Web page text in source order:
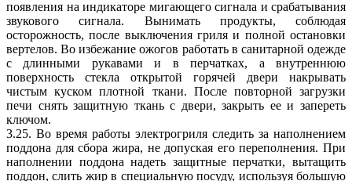
появления на индикаторе мигающего сигнала и срабатывания
звукового сигнала. Вынимать продукты, соблюдая
осторожность, после выключения гриля и полной остановки
вертелов. Во избежание ожогов работать в санитарной одежде
с длинными рукавами и в перчатках, а внутреннюю
поверхность стекла открытой горячей двери накрывать
чистым куском плотной ткани. После повторной загрузки
печи снять защитную ткань с двери, закрыть ее и запереть
ключом.
3.25. Во время работы электрогриля следить за наполнением
поддона для сбора жира, не допуская его переполнения. При
наполнении поддона надеть защитные перчатки, вытащить
поддон, слить жир в специальную посуду, используя большую